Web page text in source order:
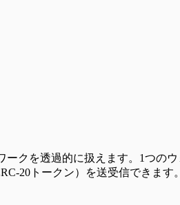
クを透過的に扱えます。1つの
20トークン）を送受信できます。